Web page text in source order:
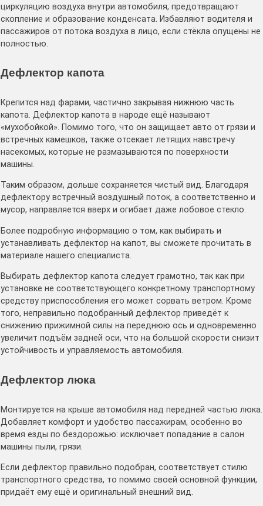
циркуляцию воздуха внутри автомобиля, предотвращают
скопление и образование конденсата. Избавляют водителя и
пассажиров от потока воздуха в лицо, если стёкла опущены не
полностью.
Дефлектор капота
Крепится над фарами, частично закрывая нижнюю часть
капота. Дефлектор капота в народе ещё называют
«мухобойкой». Помимо того, что он защищает авто от грязи и
встречных камешков, также отсекает летящих навстречу
насекомых, которые не размазываются по поверхности
машины.
Таким образом, дольше сохраняется чистый вид. Благодаря
дефлектору встречный воздушный поток, а соответственно и
мусор, направляется вверх и огибает даже лобовое стекло.
Более подробную информацию о том, как выбирать и
устанавливать дефлектор на капот, вы сможете прочитать в
материале нашего специалиста.
Выбирать дефлектор капота следует грамотно, так как при
установке не соответствующего конкретному транспортному
средству приспособления его может сорвать ветром. Кроме
того, неправильно подобранный дефлектор приведёт к
снижению прижимной силы на переднюю ось и одновременно
увеличит подъём задней оси, что на большой скорости снизит
устойчивость и управляемость автомобиля.
Дефлектор люка
Монтируется на крыше автомобиля над передней частью люка.
Добавляет комфорт и удобство пассажирам, особенно во
время езды по бездорожью: исключает попадание в салон
машины пыли, грязи.
Если дефлектор правильно подобран, соответствует стилю
транспортного средства, то помимо своей основной функции,
придаёт ему ещё и оригинальный внешний вид.